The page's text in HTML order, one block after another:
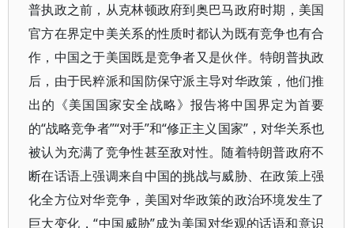
普执政之前，从克林顿政府到奥巴马政府时期，美国
官方在界定中美关系的性质时都认为既有竞争也有合
作，中国之于美国既是竞争者又是伙伴。特朗普执政
后，由于民粹派和国防保守派主导对华政策，他们推
出的《美国国家安全战略》报告将中国界定为首要
的“战略竞争者”“对手”和“修正主义国家”，对华关系也
被认为充满了竞争性甚至敌对性。随着特朗普政府不
断在话语上强调来自中国的挑战与威胁、在政策上强
化全方位对华竞争，美国对华政策的政治环境发生了
巨大变化，“中国威胁”成为美国对华观的话语和意识